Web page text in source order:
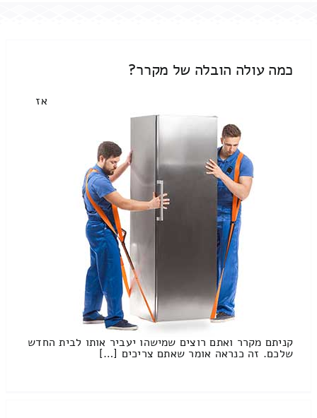
כמה עולה הובלה של מקרר?
אז
קניתם מקרר ואתם רוצים שמישהו יעביר אותו לבית החדש
שלכם. זה כנראה אומר שאתם צריכים […]